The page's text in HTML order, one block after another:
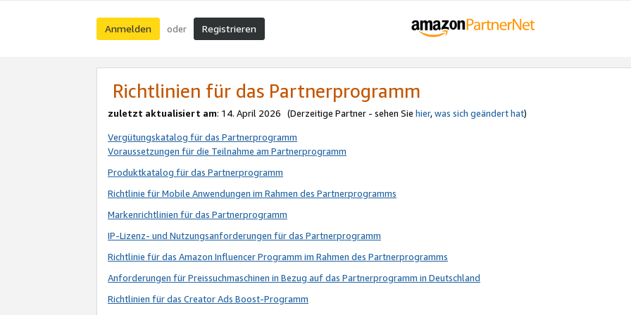
Anmelden oder Registrieren
Richtlinien für das Partnerprogramm
zuletzt aktualisiert am: 14. April 2026 (Derzeitige Partner - sehen Sie hier,was sich geändert hat)
Vergütungskatalog für das Partnerprogramm
Voraussetzungen für die Teilnahme am Partnerprogramm
Produktkatalog für das Partnerprogramm
Richtlinie für Mobile Anwendungen im Rahmen des Partnerprogramms
Markenrichtlinien für das Partnerprogramm
IP-Lizenz- und Nutzungsanforderungen für das Partnerprogramm
Richtlinie für das Amazon Influencer Programm im Rahmen des Partnerprogramms
Anforderungen für Preissuchmaschinen in Bezug auf das Partnerprogramm in Deutschland
Richtlinien für das Creator Ads Boost-Programm